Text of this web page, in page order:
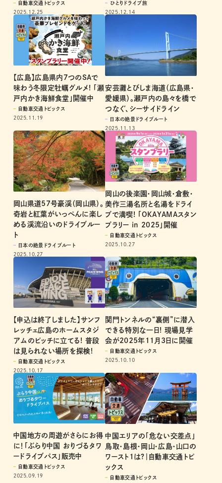
自動車交通トピックス
2025.12.25
ひとりドライブ旅
2025.12.14
【広島】広島県内7つのSAで
味わう冬限定牡蠣グルメ! 「瀬
戸内かき海鮮食堂」開催中
自動車交通トピックス
2025.11.19
安芸灘とびしま海道（広島県・
愛媛県）。瀬戸内の島々を橋で
つなぐ、シーサイドライン
日本の絶景ドライブルート
2025.11.13
岡山県道57号豪渓（岡山県）。
奇岩と紅葉がいっぺんに楽し
める渓流沿いのドライブルー
ト
日本の絶景ドライブルート
2025.10.27
岡山の後楽園・岡山城・倉敷・
美作三湯名所と名湯をドライ
ブで満喫! 「OKAYAMAスタン
プラリー in 2025」開催
自動車交通トピックス
2025.10.27
【申込は終了しました】サンフ
レッチェ広島のホームスタジ
アムのピッチに立てる! 普段
は見られない場所を探検!
自動車交通トピックス
2025.10.17
関門トンネルの“裏側”に潜入
できる特別な一日! 現場見学
会が2025年11月3日に開催
自動車交通トピックス
2025.10.10
中国地方の周遊がさらにお得
に！「ぶらり中国 おりづるタワ
ードライブパス」販売中
自動車交通トピックス
2025.09.19
中国エリアの「危ない交差点」
鳥取・島根・岡山・広島・山口の
ワースト1は?｜自動車交通トピ
ックス
自動車交通トピックス